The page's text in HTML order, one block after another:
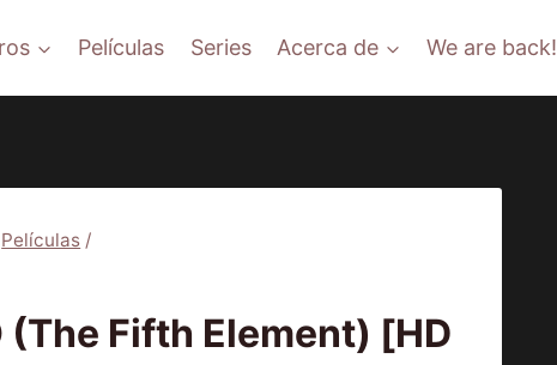
Películas Series Acerca de We are back!
Películas /
(The Fifth Element) [HD